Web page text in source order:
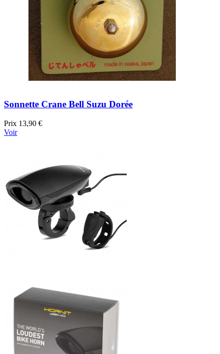
Sonnette Crane Bell Suzu Dorée
Prix 13,90 €
Voir